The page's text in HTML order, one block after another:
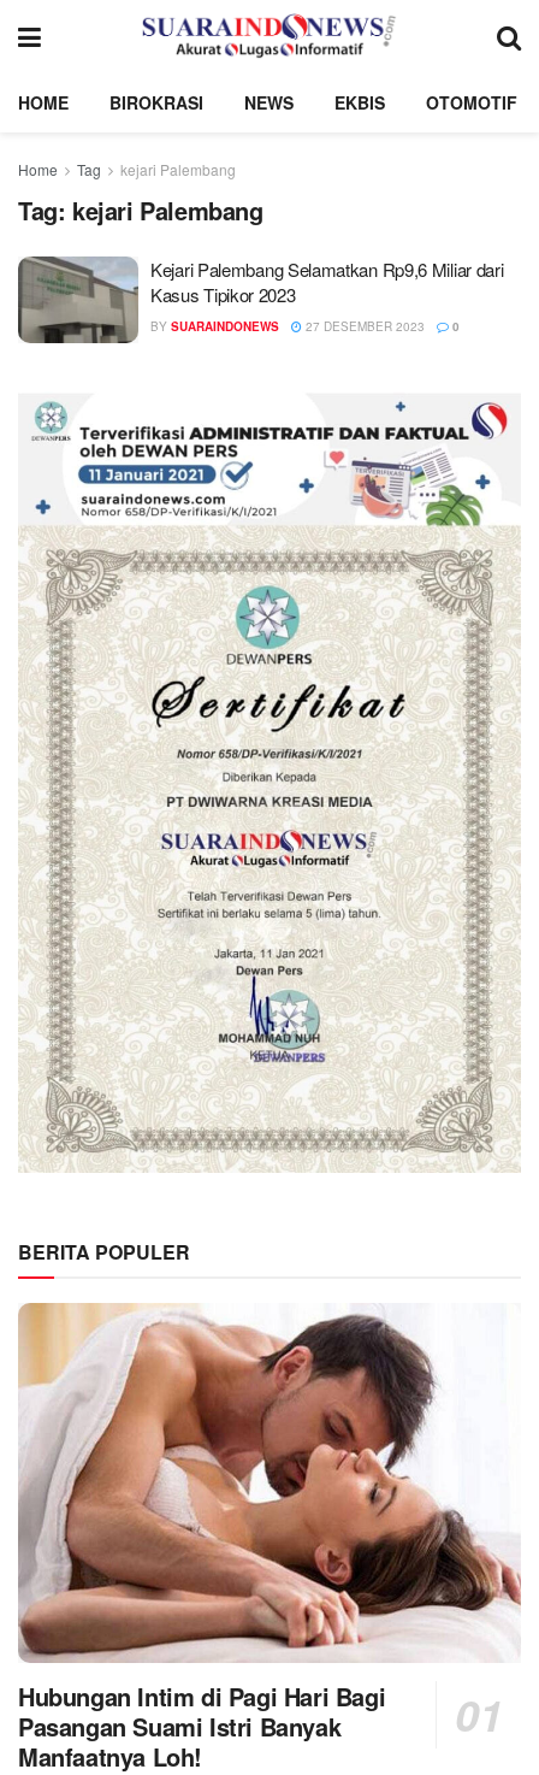
HOME BIROKRASI NEWS EKBIS OTOMOTIF
Home Tag kejari Palembang
Tag: kejari Palembang
Kejari Palembang Selamatkan Rp9,6 Miliar dari
Kasus Tipikor 2023
BY SUARAINDONEWS 27 DESEMBER 2023 0
BERITA POPULER
Hubungan Intim di Pagi Hari Bagi
Pasangan Suami Istri Banyak
Manfaatnya Loh!